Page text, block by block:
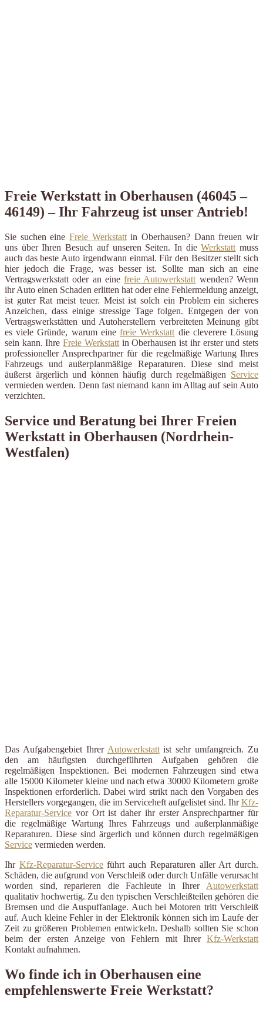
Freie Werkstatt in Oberhausen (46045 –
46149) – Ihr Fahrzeug ist unser Antrieb!
Sie suchen eine Freie Werkstattin Oberhausen? Dann freuen wir
uns über Ihren Besuch auf unseren Seiten. In dieWerkstatt muss
auch das beste Auto irgendwann einmal. Für den Besitzer stellt sich
hier jedoch die Frage, was besser ist. Sollte man sich an eine
Vertragswerkstatt oder an einefreie Autowerkstatt wenden? Wenn
ihr Auto einen Schaden erlitten hat oder eine Fehlermeldung anzeigt,
ist guter Rat meist teuer. Meist ist solch ein Problem ein sicheres
Anzeichen, dass einige stressige Tage folgen. Entgegen der von
Vertragswerkstätten und Autoherstellern verbreiteten Meinung gibt
es viele Gründe, warum einefreie Werkstatt die cleverere Lösung
sein kann. IhreFreie Werkstattin Oberhausen ist ihr erster und stets
professioneller Ansprechpartner für die regelmäßige Wartung Ihres
Fahrzeugs und außerplanmäßige Reparaturen. Diese sind meist
äußerst ärgerlich und können häufig durch regelmäßigen Service
vermieden werden. Denn fast niemand kann im Alltag auf sein Auto
verzichten.
Service und Beratung bei Ihrer Freien
Werkstatt in Oberhausen (Nordrhein-
Westfalen)
Das Aufgabengebiet Ihrer Autowerkstattist sehr umfangreich. Zu
den am häufigsten durchgeführten Aufgaben gehören die
regelmäßigen Inspektionen. Bei modernen Fahrzeugen sind etwa
alle 15000 Kilometer kleine und nach etwa 30000 Kilometern große
Inspektionen erforderlich. Dabei wird strikt nach den Vorgaben des
Herstellers vorgegangen, die im Serviceheft aufgelistet sind. IhrKfz-
Reparatur-Service vor Ort ist daher ihr erster Ansprechpartner für
die regelmäßige Wartung Ihres Fahrzeugs und außerplanmäßige
Reparaturen. Diese sind ärgerlich und können durch regelmäßigen
Service vermieden werden.
Ihr Kfz-Reparatur-Serviceführt auch Reparaturen aller Art durch.
Schäden, die aufgrund von Verschleiß oder durch Unfälle verursacht
worden sind, reparieren die Fachleute in Ihrer Autowerkstatt
qualitativ hochwertig. Zu den typischen Verschleißteilen gehören die
Bremsen und die Auspuffanlage. Auch bei Motoren tritt Verschleiß
auf. Auch kleine Fehler in der Elektronik können sich im Laufe der
Zeit zu größeren Problemen entwickeln. Deshalb sollten Sie schon
beim der ersten Anzeige von Fehlern mit Ihrer Kfz-Werkstatt
Kontakt aufnahmen.
Wo finde ich in Oberhausen eine
empfehlenswerte Freie Werkstatt?